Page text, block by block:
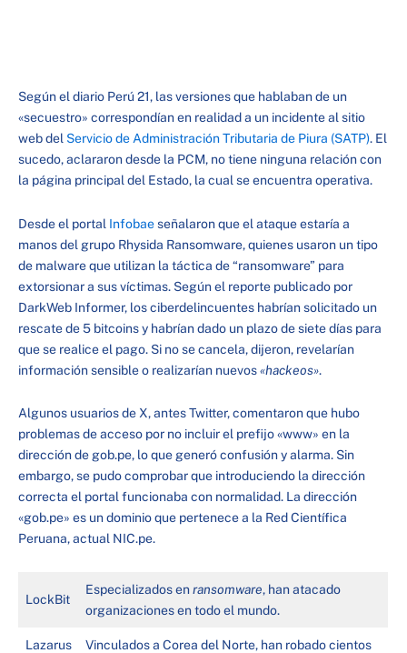
Según el diario Perú 21, las versiones que hablaban de un
«secuestro» correspondían en realidad a un incidente al sitio
web del Servicio de Administración Tributaria de Piura (SATP). El
sucedo, aclararon desde la PCM, no tiene ninguna relación con
la página principal del Estado, la cual se encuentra operativa.
Desde el portal Infobaeseñalaron que el ataque estaría a
manos del grupo Rhysida Ransomware, quienes usaron un tipo
de malware que utilizan la táctica de “ransomware” para
extorsionar a sus víctimas. Según el reporte publicado por
DarkWeb Informer, los ciberdelincuentes habrían solicitado un
rescate de 5 bitcoins y habrían dado un plazo de siete días para
que se realice el pago. Si no se cancela, dijeron, revelarían
información sensible o realizarían nuevos«hackeos».
Algunos usuarios de X, antes Twitter, comentaron que hubo
problemas de acceso por no incluir el prefijo «www» en la
dirección de gob.pe, lo que generó confusión y alarma. Sin
embargo, se pudo comprobar que introduciendo la dirección
correcta el portal funcionaba con normalidad. La dirección
«gob.pe» es un dominio que pertenece a la Red Científica
Peruana, actual NIC.pe.
LockBit
Especializados enransomware, han atacado
organizaciones en todo el mundo.
Lazarus
Vinculados a Corea del Norte, han robado cientos